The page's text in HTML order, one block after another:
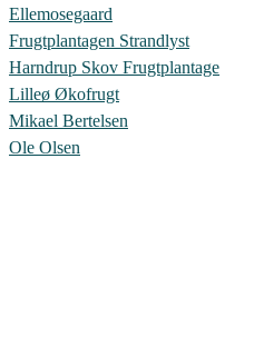
Ellemosegaard
Frugtplantagen Strandlyst
Harndrup Skov Frugtplantage
Lilleø Økofrugt
Mikael Bertelsen
Ole Olsen